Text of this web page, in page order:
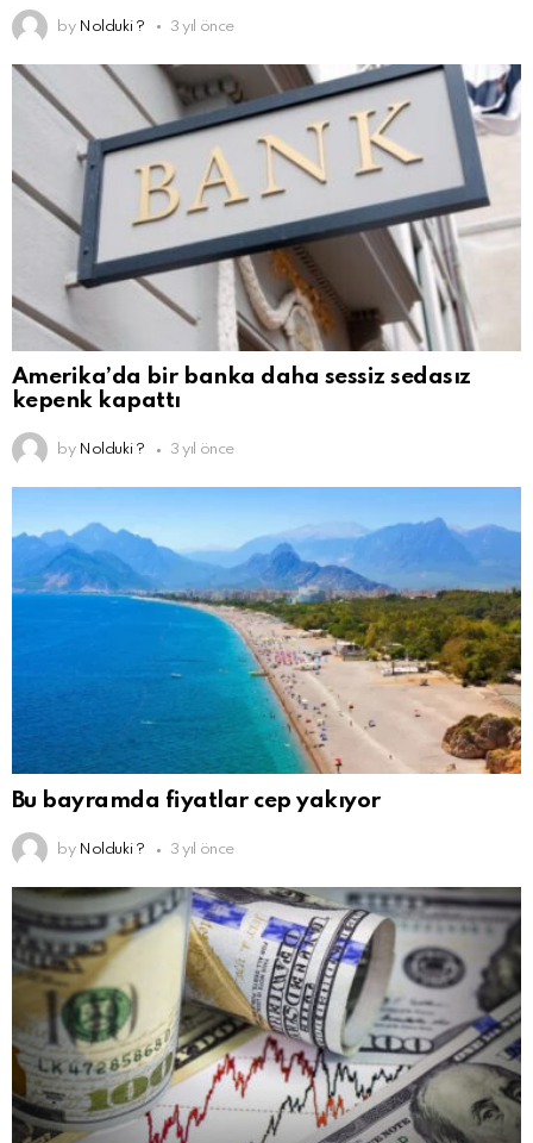
by Nolduki ? 3 yıl önce
Amerika’da bir banka daha sessiz sedasız
kepenk kapattı
by Nolduki ? 3 yıl önce
Bu bayramda fiyatlar cep yakıyor
by Nolduki ? 3 yıl önce